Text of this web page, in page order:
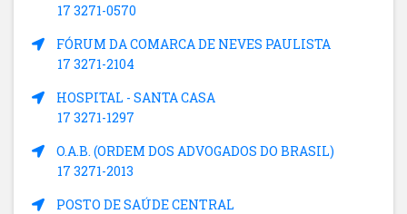
17 3271-0570
FÓRUM DA COMARCA DE NEVES PAULISTA
17 3271-2104
HOSPITAL - SANTA CASA
17 3271-1297
O.A.B. (ORDEM DOS ADVOGADOS DO BRASIL)
17 3271-2013
POSTO DE SAÚDE CENTRAL